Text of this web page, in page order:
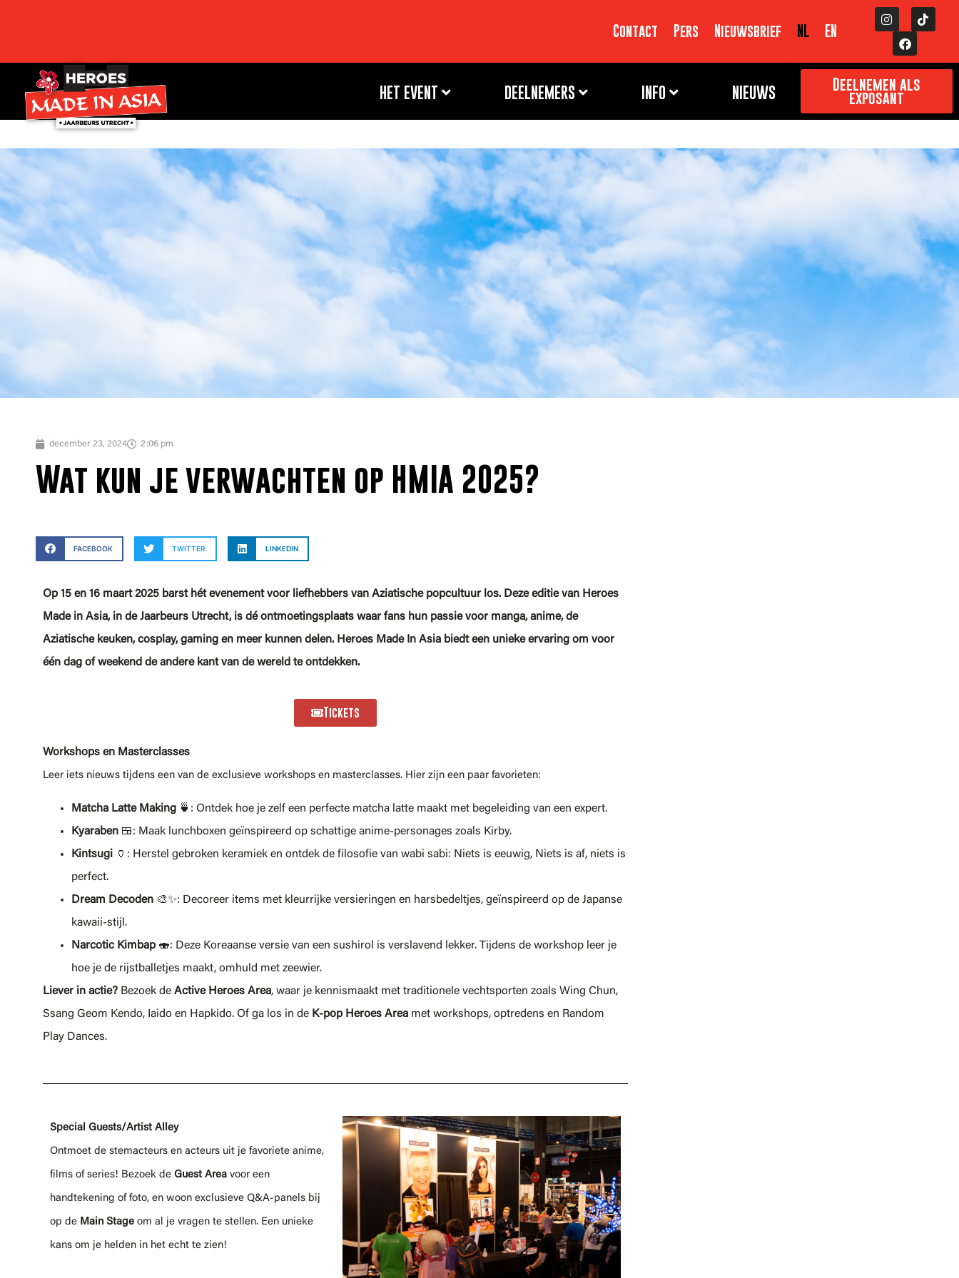
Contact Pers Nieuwsbrief NL EN
HET EVENT DEELNEMERS INFO NIEUWS Deelnemen als
exposant
december 23, 2024 2:06 pm
Wat kun je verwachten op HMIA 2025?
FACEBOOK TWITTER LINKEDIN
Op 15 en 16 maart 2025 barst hét evenement voor liefhebbers van Aziatische popcultuur los. Deze editie van Heroes
Made in Asia, in de Jaarbeurs Utrecht, is dé ontmoetingsplaats waar fans hun passie voor manga, anime, de
Aziatische keuken, cosplay, gaming en meer kunnen delen. Heroes Made In Asia biedt een unieke ervaring om voor
één dag of weekend de andere kant van de wereld te ontdekken.
Tickets
Workshops en Masterclasses
Leer iets nieuws tijdens een van de exclusieve workshops en masterclasses. Hier zijn een paar favorieten:
Matcha Latte Making 🍵: Ontdek hoe je zelf een perfecte matcha latte maakt met begeleiding van een expert.
Kyaraben 🍱: Maak lunchboxen geïnspireerd op schattige anime-personages zoals Kirby.
Kintsugi 🏺: Herstel gebroken keramiek en ontdek de filosofie van wabi sabi: Niets is eeuwig, Niets is af, niets is
perfect.
Dream Decoden 🎨✨: Decoreer items met kleurrijke versieringen en harsbedeltjes, geïnspireerd op de Japanse
kawaii-stijl.
Narcotic Kimbap 🍣: Deze Koreaanse versie van een sushirol is verslavend lekker. Tijdens de workshop leer je
hoe je de rijstballetjes maakt, omhuld met zeewier.
Liever in actie? Bezoek de Active Heroes Area, waar je kennismaakt met traditionele vechtsporten zoals Wing Chun,
Ssang Geom Kendo, Iaido en Hapkido. Of ga los in de K-pop Heroes Area met workshops, optredens en Random
Play Dances.
Special Guests/Artist Alley
Ontmoet de stemacteurs en acteurs uit je favoriete anime,
films of series! Bezoek de Guest Area voor een
handtekening of foto, en woon exclusieve Q&A-panels bij
op de Main Stage om al je vragen te stellen. Een unieke
kans om je helden in het echt te zien!